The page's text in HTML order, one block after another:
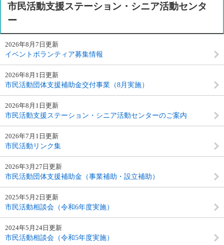
市民活動支援ステーション・シニア活動センタ
ー
2026年8月7日更新
イベントボランティア募集情報
2026年8月1日更新
市民活動団体支援補助金交付事業（8月実施）
2026年8月1日更新
市民活動支援ステーション・シニア活動センターのご案内
2026年7月1日更新
市民活動リンク集
2026年3月27日更新
市民活動団体支援補助金（事業補助・設立補助）
2025年5月2日更新
市民活動相談会（令和6年度実施）
2024年5月24日更新
市民活動相談会（令和5年度実施）